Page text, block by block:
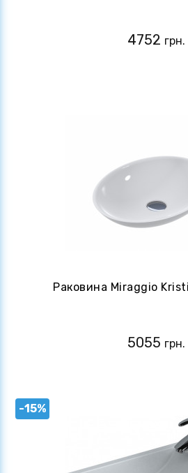
4752 грн.
Раковина Miraggio
5055 грн.
-15%